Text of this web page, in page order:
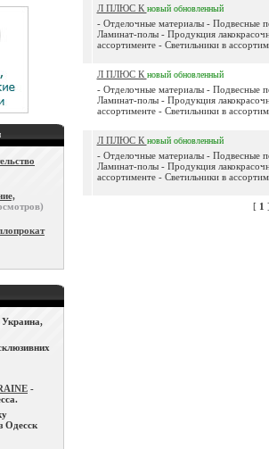
-
Одесск
Л ПЛЮС К новый обновленный
- Отделочные материалы - Подвесные
Ламинат-полы - Продукция
ассортименте - Светильники в
Л ПЛЮС К новый обновленный
- Отделочные материалы - Подвесные
Ламинат-полы - Продукция
ассортименте - Светильники в
Л ПЛЮС К новый обновленный
- Отделочные материалы - Подвесные
Ламинат-полы - Продукция
ассортименте - Светильники в
[ 1